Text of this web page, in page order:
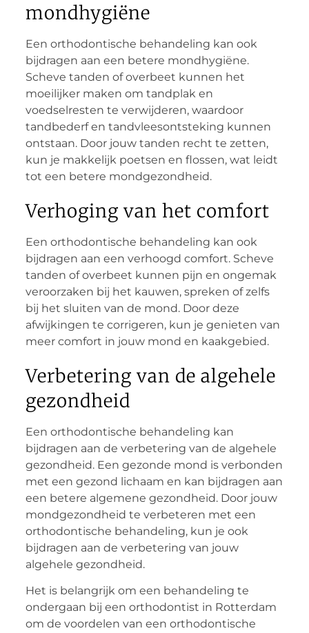
mondhygiëne
Een orthodontische behandeling kan ook
bijdragen aan een betere mondhygiëne.
Scheve tanden of overbeet kunnen het
moeilijker maken om tandplak en
voedselresten te verwijderen, waardoor
tandbederf en tandvleesontsteking kunnen
ontstaan. Door jouw tanden recht te zetten,
kun je makkelijk poetsen en flossen, wat leidt
tot een betere mondgezondheid.
Verhoging van het comfort
Een orthodontische behandeling kan ook
bijdragen aan een verhoogd comfort. Scheve
tanden of overbeet kunnen pijn en ongemak
veroorzaken bij het kauwen, spreken of zelfs
bij het sluiten van de mond. Door deze
afwijkingen te corrigeren, kun je genieten van
meer comfort in jouw mond en kaakgebied.
Verbetering van de algehele
gezondheid
Een orthodontische behandeling kan
bijdragen aan de verbetering van de algehele
gezondheid. Een gezonde mond is verbonden
met een gezond lichaam en kan bijdragen aan
een betere algemene gezondheid. Door jouw
mondgezondheid te verbeteren met een
orthodontische behandeling, kun je ook
bijdragen aan de verbetering van jouw
algehele gezondheid.
Het is belangrijk om een behandeling te
ondergaan bij een orthodontist in Rotterdam
om de voordelen van een orthodontische